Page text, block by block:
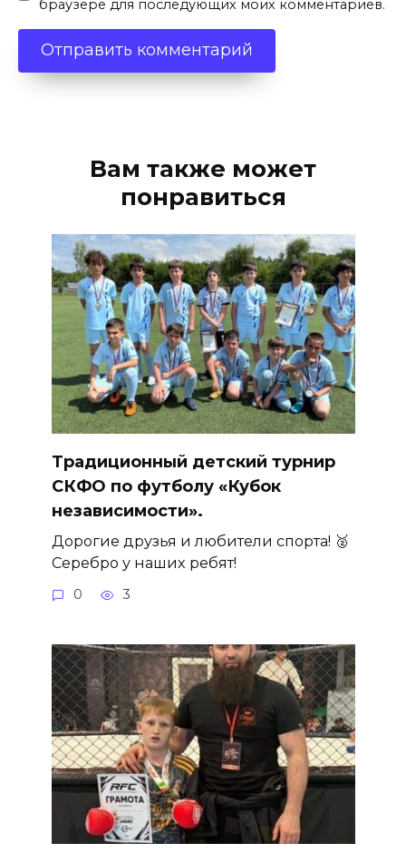
браузере для последующих моих комментариев.
Вам также может
понравиться
Традиционный детский турнир
СКФО по футболу «Кубок
независимости».
Дорогие друзья и любители спорта! 🥈
Серебро у наших ребят!
0 3